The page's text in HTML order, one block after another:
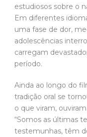
estudiosos sobre o
Em diferentes
uma fase de dor,
adolescências
carregam
período.
Ainda ao longo do
tradição oral se
o que viram,
“Somos as últimas
testemunhas, têm